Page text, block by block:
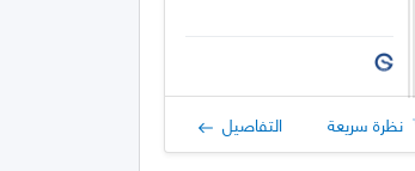
نظرة سريعة التفاصيل